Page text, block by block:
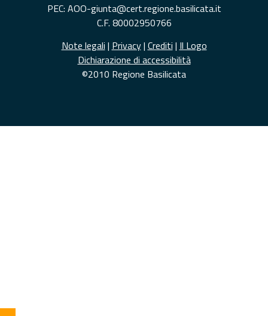
PEC: AOO-giunta@cert.regione.basilicata.it
C.F. 80002950766
Note legali | Privacy| Crediti | Il Logo
Dichiarazione di accessibilità
©2010 Regione Basilicata